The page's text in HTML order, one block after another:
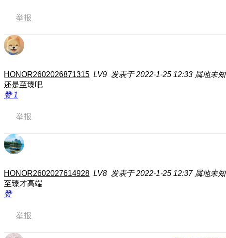
举报
HONOR2602026871315 LV9 发表于 2022-1-25 12:33 属地未知
还是至臻吧
赞1
举报
HONOR2602027614928 LV8 发表于 2022-1-25 12:37 属地未知
至臻才高端
赞
举报